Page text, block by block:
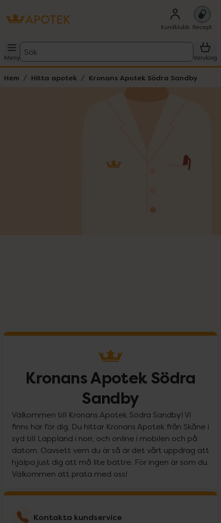
Kundklubb Recept
Meny
Sök
Varukorg
Hem Hitta apotek Kronans Apotek Södra Sandby
Kronans Apotek Södra
Sandby
Välkommen till Kronans Apotek Södra Sandby! Vi
finns här för dig. Du hittar Kronans Apotek från Skåne i
syd till Lappland i norr, och online i mobilen och på
datorn. Oavsett vem du är så är det vårt uppdrag att
hjälpa just dig att må lite bättre. För ingen är som du.
Välkommen att prata med oss!
Kontakta kundservice